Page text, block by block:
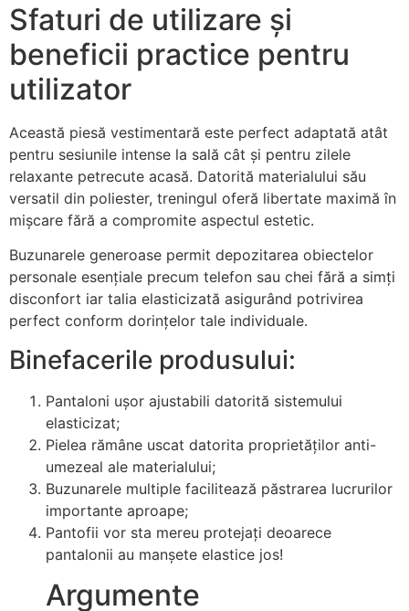
Sfaturi de utilizare și
beneficii practice pentru
utilizator
Această piesă vestimentară este perfect adaptată atât
pentru sesiunile intense la sală cât și pentru zilele
relaxante petrecute acasă. Datorită materialului său
versatil din poliester, treningul oferă libertate maximă în
mișcare fără a compromite aspectul estetic.
Buzunarele generoase permit depozitarea obiectelor
personale esențiale precum telefon sau chei fără a simți
disconfort iar talia elasticizată asigurând potrivirea
perfect conform dorințelor tale individuale.
Binefacerile produsului:
Pantaloni ușor ajustabili datorită sistemului
elasticizat;
Pielea rămâne uscat datorita proprietăților anti-
umezeal ale materialului;
Buzunarele multiple facilitează păstrarea lucrurilor
importante aproape;
Pantofii vor sta mereu protejați deoarece
pantalonii au manșete elastice jos!
Argumente